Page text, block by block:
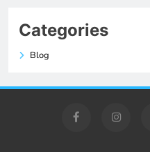
Categories
Blog